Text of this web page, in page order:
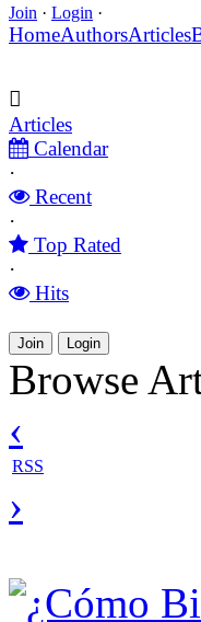
Join · Login ·
HomeAuthorsArticles
Articles
Calendar
·
Recent
·
Top Rated
·
Hits
Join Login
Browse
‹
RSS
›
¿Cómo